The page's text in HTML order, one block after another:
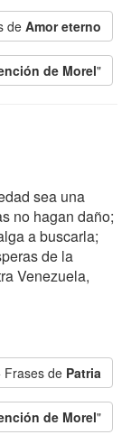
de Amor eterno
de Morel"
sea una
no hagan daño;
a buscarla;
de la
Venezuela,
Frases de Patria
de Morel"